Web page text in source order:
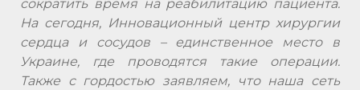
сократить время на реабилитацию пациента.
На сегодня, Инновационный центр хирургии
сердца и сосудов – единственное место в
Украине, где проводятся такие операции.
Также с гордостью заявляем, что наша сеть